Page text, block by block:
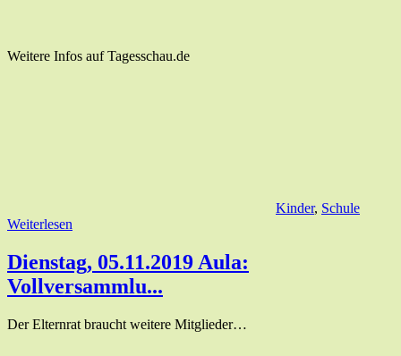
Weitere Infos auf Tagesschau.de
Kinder, Schule
Weiterlesen
Dienstag, 05.11.2019 Aula:
Vollversammlu...
Der Elternrat braucht weitere Mitglieder…